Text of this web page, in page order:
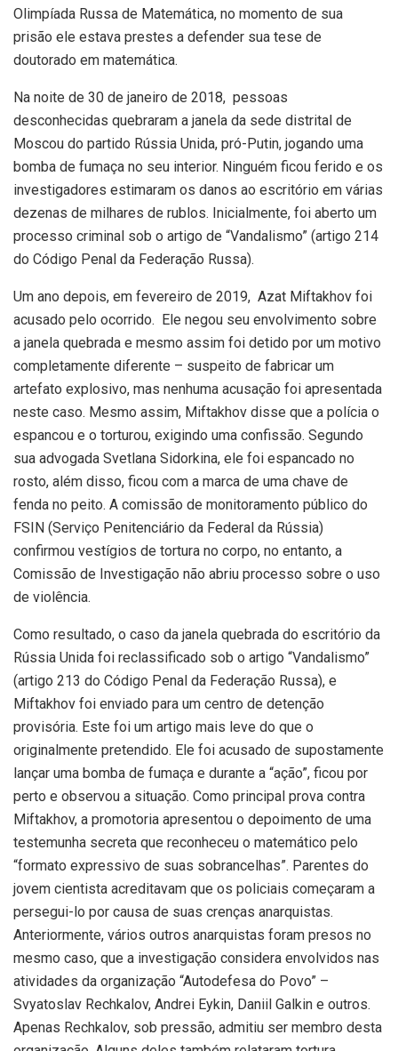
Olimpíada Russa de Matemática, no momento de sua
prisão ele estava prestes a defender sua tese de
doutorado em matemática.
Na noite de 30 de janeiro de 2018, pessoas
desconhecidas quebraram a janela da sede distrital de
Moscou do partido Rússia Unida, pró-Putin, jogando uma
bomba de fumaça no seu interior. Ninguém ficou ferido e os
investigadores estimaram os danos ao escritório em várias
dezenas de milhares de rublos. Inicialmente, foi aberto um
processo criminal sob o artigo de “Vandalismo” (artigo 214
do Código Penal da Federação Russa).
Um ano depois, em fevereiro de 2019, Azat Miftakhov foi
acusado pelo ocorrido. Ele negou seu envolvimento sobre
a janela quebrada e mesmo assim foi detido por um motivo
completamente diferente – suspeito de fabricar um
artefato explosivo, mas nenhuma acusação foi apresentada
neste caso. Mesmo assim, Miftakhov disse que a polícia o
espancou e o torturou, exigindo uma confissão. Segundo
sua advogada Svetlana Sidorkina, ele foi espancado no
rosto, além disso, ficou com a marca de uma chave de
fenda no peito. A comissão de monitoramento público do
FSIN (Serviço Penitenciário da Federal da Rússia)
confirmou vestígios de tortura no corpo, no entanto, a
Comissão de Investigação não abriu processo sobre o uso
de violência.
Como resultado, o caso da janela quebrada do escritório da
Rússia Unida foi reclassificado sob o artigo “Vandalismo”
(artigo 213 do Código Penal da Federação Russa), e
Miftakhov foi enviado para um centro de detenção
provisória. Este foi um artigo mais leve do que o
originalmente pretendido. Ele foi acusado de supostamente
lançar uma bomba de fumaça e durante a “ação”, ficou por
perto e observou a situação. Como principal prova contra
Miftakhov, a promotoria apresentou o depoimento de uma
testemunha secreta que reconheceu o matemático pelo
“formato expressivo de suas sobrancelhas”. Parentes do
jovem cientista acreditavam que os policiais começaram a
persegui-lo por causa de suas crenças anarquistas.
Anteriormente, vários outros anarquistas foram presos no
mesmo caso, que a investigação considera envolvidos nas
atividades da organização “Autodefesa do Povo” –
Svyatoslav Rechkalov, Andrei Eykin, Daniil Galkin e outros.
Apenas Rechkalov, sob pressão, admitiu ser membro desta